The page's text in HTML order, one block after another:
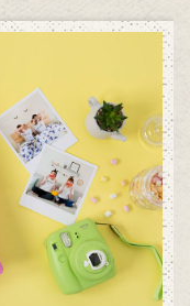
€.
es:
4,95 €.